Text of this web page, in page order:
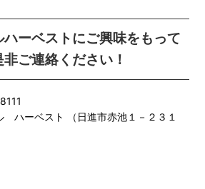
ハーベストにご興味をもって
ご連絡ください！
ハーベスト （日進市赤池１－２３１